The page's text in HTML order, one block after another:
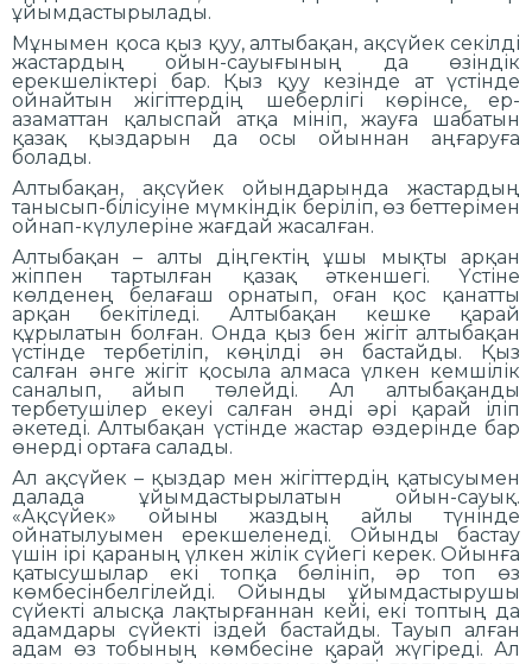
ұйымдастырылады.
Мұнымен қоса қыз қуу, алтыбақан, ақсүйек секілді
жастардың ойын-сауығының да өзіндік
ерекшеліктері бар. Қыз қуу кезінде ат үстінде
ойнайтын жігіттердің шеберлігі көрінсе, ер-
азаматтан қалыспай атқа мініп, жауға шабатын
қазақ қыздарын да осы ойыннан аңғаруға
болады.
Алтыбақан, ақсүйек ойындарында жастардың
танысып-білісуіне мүмкіндік беріліп, өз беттерімен
ойнап-күлулеріне жағдай жасалған.
Алтыбақан – алты діңгектің ұшы мықты арқан
жіппен тартылған қазақ әткеншегі. Үстіне
көлденең белағаш орнатып, оған қос қанатты
арқан бекітіледі. Алтыбақан кешке қарай
құрылатын болған. Онда қыз бен жігіт алтыбақан
үстінде тербетіліп, көңілді ән бастайды. Қыз
салған әнге жігіт қосыла алмаса үлкен кемшілік
саналып, айып төлейді. Ал алтыбақанды
тербетушілер екеуі салған әнді әрі қарай іліп
әкетеді. Алтыбақан үстінде жастар өздерінде бар
өнерді ортаға салады.
Ал ақсүйек – қыздар мен жігіттердің қатысуымен
далада ұйымдастырылатын ойын-сауық.
«Ақсүйек» ойыны жаздың айлы түнінде
ойнатылуымен ерекшеленеді. Ойынды бастау
үшін ірі қараның үлкен жілік сүйегі керек. Ойынға
қатысушылар екі топқа бөлініп, әр топ өз
көмбесінбелгілейді. Ойынды ұйымдастырушы
сүйекті алысқа лақтырғаннан кейі, екі топтың да
адамдары сүйекті іздей бастайды. Тауып алған
адам өз тобының көмбесіне қарай жүгіреді. Ал